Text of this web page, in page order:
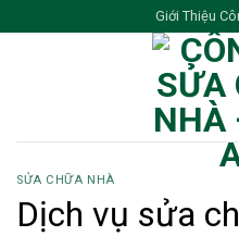
to
Giới Thiệu
SỬA CHỮA NHÀ
Dịch vụ sửa